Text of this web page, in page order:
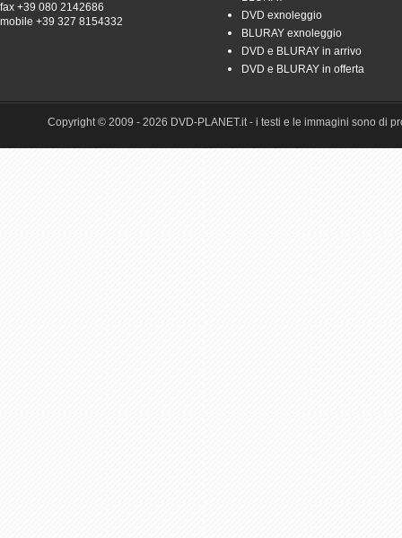
fax +39 080 2142686
mobile +39 327 8154332
DVD exnoleggio
BLURAY exnoleggio
DVD e BLURAY in arrivo
DVD e BLURAY in offerta
Copyright © 2009 - 2026 DVD-PLANET.it - i testi e le immagini sono di